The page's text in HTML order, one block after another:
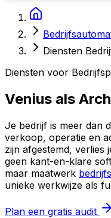
Diensten
Diensten voor
Venius als
Je bedrijf is meer dan
verkoop, operatie en
zijn afgestemd, verlies
geen kant-en-klare
maar maatwerk
unieke werkwijze als
Plan een gratis audit